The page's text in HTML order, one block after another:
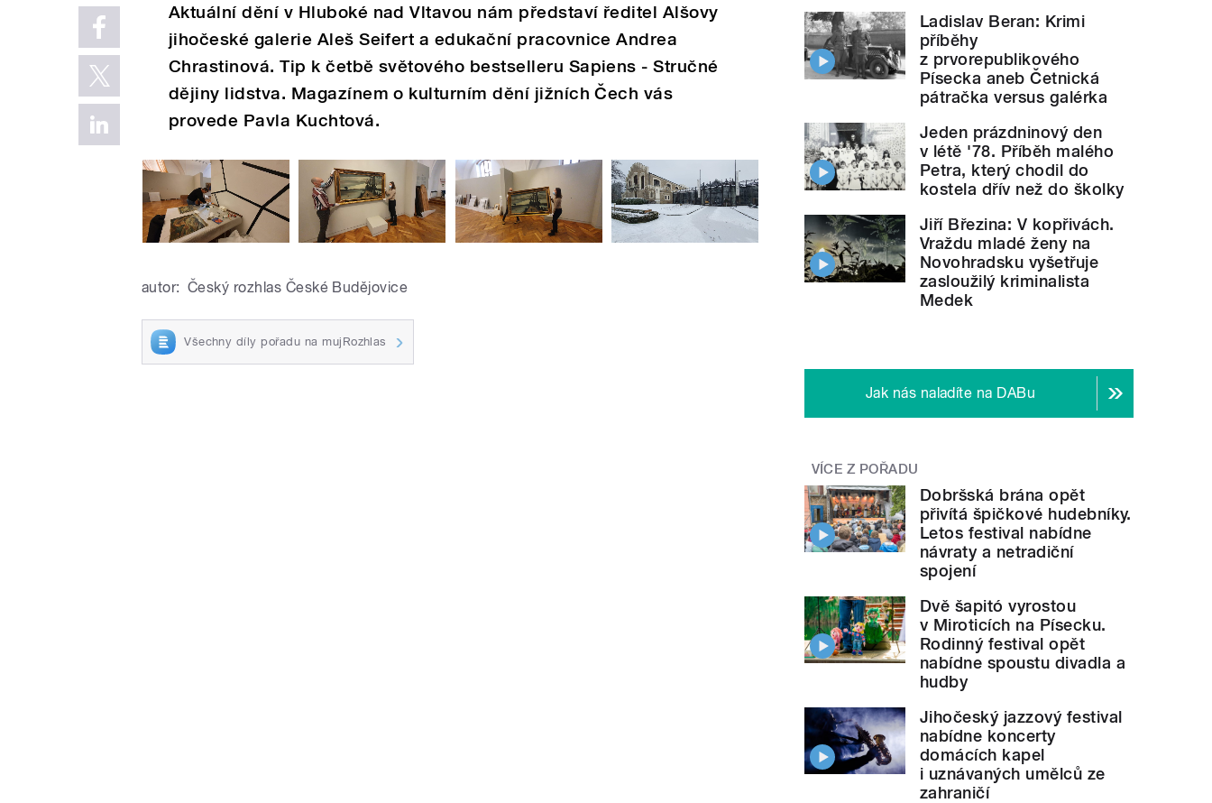
Aktuální dění v Hluboké nad Vltavou nám představí ředitel Alšovy
jihočeské galerie Aleš Seifert a edukační pracovnice Andrea
Chrastinová. Tip k četbě světového bestselleru Sapiens - Stručné
dějiny lidstva. Magazínem o kulturním dění jižních Čech vás
provede Pavla Kuchtová.
autor: Český rozhlas České Budějovice
Všechny díly pořadu na mujRozhlas
Ladislav Beran: Krimi
příběhy
z prvorepublikového
Písecka aneb Četnická
pátračka versus galérka
Jeden prázdninový den
v létě '78. Příběh malého
Petra, který chodil do
kostela dřív než do školky
Jiří Březina: V kopřivách.
Vraždu mladé ženy na
Novohradsku vyšetřuje
zasloužilý kriminalista
Medek
Jak nás naladíte na DABu
VÍCE Z POŘADU
Dobršská brána opět
přivítá špičkové hudebníky.
Letos festival nabídne
návraty a netradiční
spojení
Dvě šapitó vyrostou
v Miroticích na Písecku.
Rodinný festival opět
nabídne spoustu divadla a
hudby
Jihočeský jazzový festival
nabídne koncerty
domácích kapel
i uznávaných umělců ze
zahraničí